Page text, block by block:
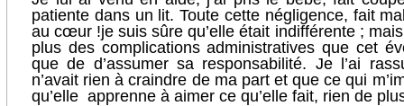
patiente dans un lit. Toute cette négligence, fait
au cœur !je suis sûre qu’elle était indifférente ;
plus des complications administratives que cet
que de d’assumer sa responsabilité. Je l’ai
n’avait rien à craindre de ma part et que ce qui
qu’elle apprenne à aimer ce qu’elle fait, rien de